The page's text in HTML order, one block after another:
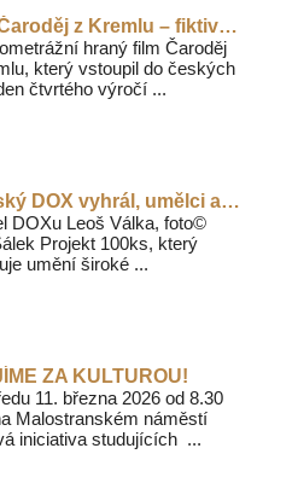
Film Čaroděj z Kremlu – fiktivní příběh s povědomými aktéry
hraný film Čaroděj
který vstoupil do českých
čtvrtého výročí ...
Pražský DOX vyhrál, umělci a kurátoři zvolili 100 nejlepších galerií.
DOXu Leoš Válka, foto©
Projekt 100ks, který
umění široké ...
ZA KULTUROU!
11. března 2026 od 8.30
Malostranském náměstí
iniciativa studujících ...